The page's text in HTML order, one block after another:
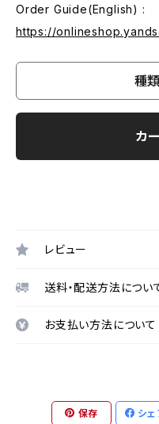
Order Guide(English) :
https://
種
カ
レビュー
送料・配送方法につい
お支払い方法について
保存 シェ